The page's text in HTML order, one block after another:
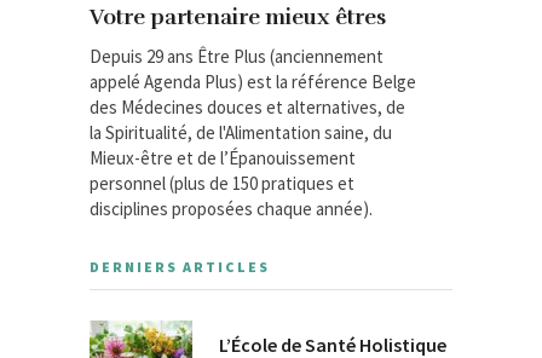
Votre partenaire mieux êtres
Depuis 29 ans Être Plus (anciennement
appelé Agenda Plus) est la référence Belge
des Médecines douces et alternatives, de
la Spiritualité, de l'Alimentation saine, du
Mieux-être et de l’Épanouissement
personnel (plus de 150 pratiques et
disciplines proposées chaque année).
DERNIERS ARTICLES
L’École de Santé Holistique